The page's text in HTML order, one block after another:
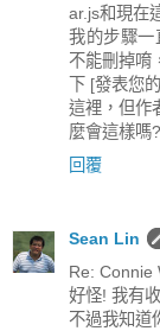
ar.js和現在
我的步驟一
不能刪掉唷
下 [發表您
這裡，但作
麼會這樣嗎
回覆
Sean Lin
Re: Connie
好怪! 我有
不過我知道